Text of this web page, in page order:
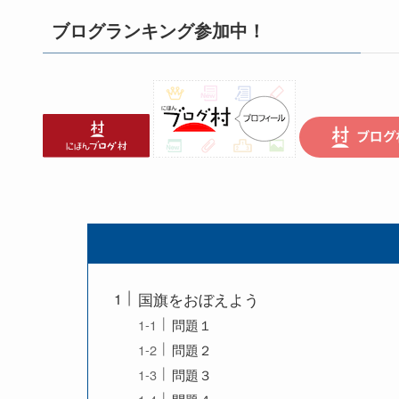
ブログランキング参加中！
国旗をおぼえよう
問題１
問題２
問題３